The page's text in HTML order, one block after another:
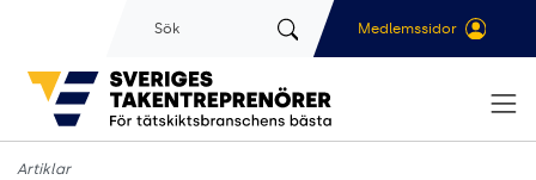
Sök Medlemssidor
Artiklar